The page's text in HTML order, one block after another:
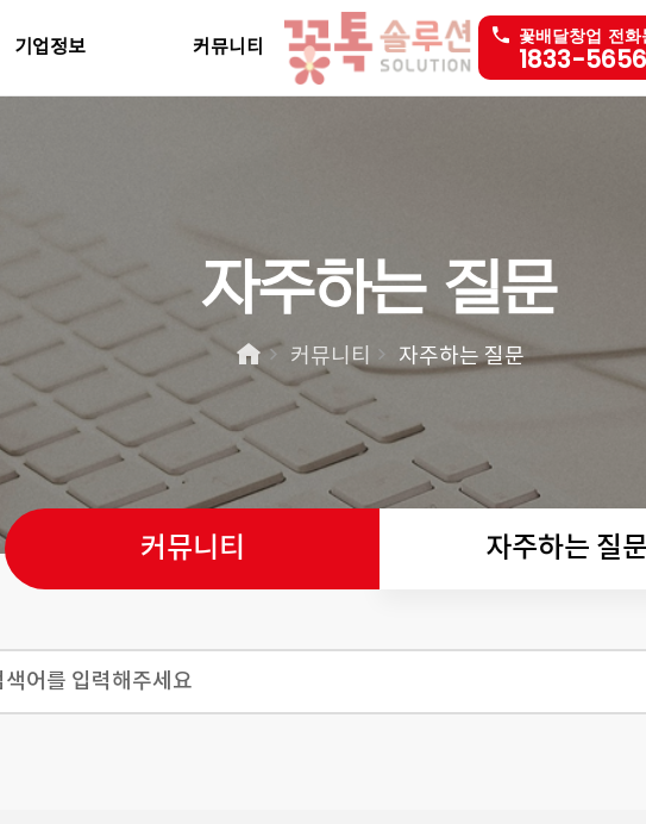
기업정보 커뮤니티 꽃배달창업 전화
1833-5656
자주하는 질문
커뮤니티 자주하는 질문
커뮤니티 자주하는 질